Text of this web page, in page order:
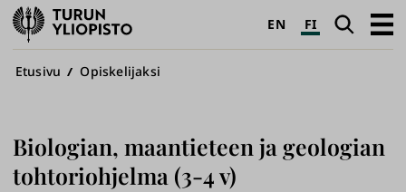
Turun
yliopisto
EN FI Haku
Avaa
Murupolku
Etusivu Opiskelijaksi
Biologian, maantieteen ja geologian
tohtoriohjelma (3-4 v)